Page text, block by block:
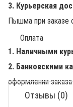
3. Курьерская
Пышма при заказе
Оплата
1. Наличными
2. Банковскими
оформлении
Отзывы (0)